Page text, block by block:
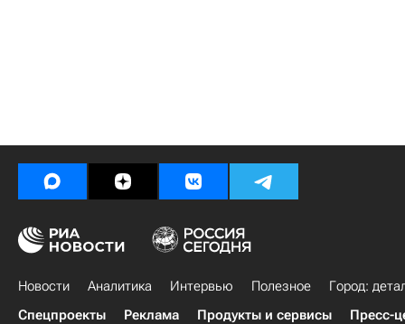
Новости Аналитика Интервью Полезное
Город:
Спецпроекты
Реклама Продукты и сервисы Пресс-